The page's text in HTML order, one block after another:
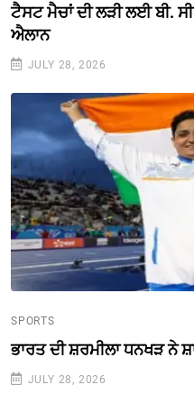
ਟੈਸਟ ਮੈਚਾਂ ਦੀ ਲੜੀ ਲਈ ਬੀ.
ਐਲਾਨ
JULY 28, 2026
SPORTS
ਭਾਰਤ ਦੀ ਸ਼ਰਮੀਲਾ ਧਨਖੜ ਨੇ
JULY 28, 2026